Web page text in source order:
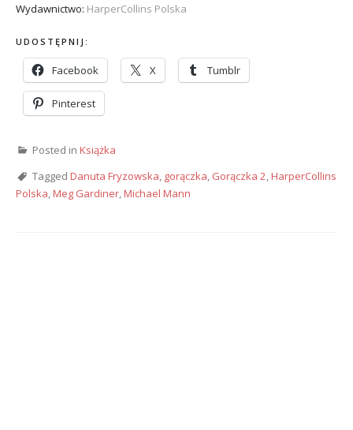
Wydawnictwo: HarperCollins Polska
UDOSTĘPNIJ:
Facebook X Tumblr
Pinterest
Posted in Książka
Tagged Danuta Fryzowska, gorączka, Gorączka 2,HarperCollins
Polska,Meg Gardiner,Michael Mann